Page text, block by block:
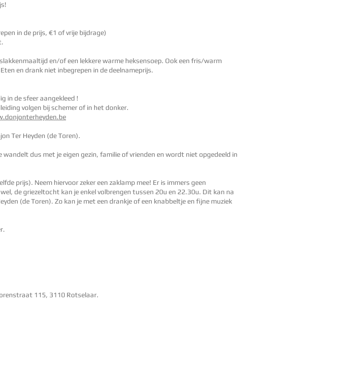
in de prijs, €1 of vrije bijdrage)
en/of een lekkere warme heksensoep. Ook een fris/warm
en drank niet inbegrepen in de deelnameprijs.
in de sfeer aangekleed !
volgen bij schemer of in het donker.
Ter Heyden (de Toren).
dus met je eigen gezin, familie of vrienden en wordt niet opgedeeld in
prijs). Neem hiervoor zeker een zaklamp mee! Er is immers geen
de griezeltocht kan je enkel volbrengen tussen 20u en 22.30u. Dit kan na
(de Toren). Zo kan je met een drankje of een knabbeltje en fijne muziek
115, 3110 Rotselaar.